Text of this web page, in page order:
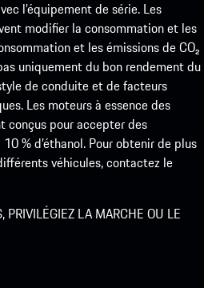
l’équipement de série. Les
modifier la consommation et les
et les émissions de CO₂
uniquement du bon rendement du
de conduite et de facteurs
Les moteurs à essence des
conçus pour accepter des
% d’éthanol. Pour obtenir de plus
véhicules, contactez le
PRIVILÉGIEZ LA MARCHE OU LE